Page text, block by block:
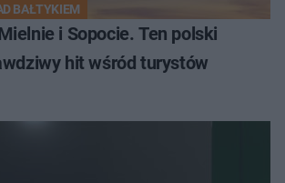
BAŁTYKIEM
i Sopocie. Ten polski
hit wśród turystów